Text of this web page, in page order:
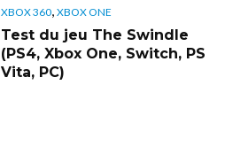
XBOX 360, XBOX ONE
Test du jeu The Swindle
(PS4, Xbox One, Switch, PS
Vita, PC)